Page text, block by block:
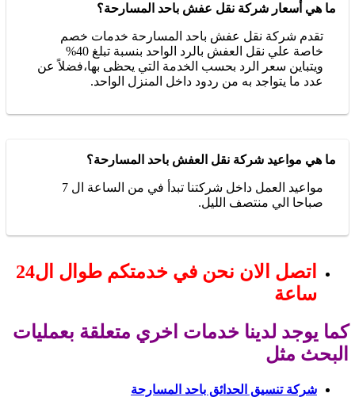
ما هي أسعار شركة نقل عفش باحد المسارحة؟
تقدم شركة نقل عفش باحد المسارحة خدمات خصم
خاصة علي نقل العفش بالرد الواحد بنسبة تبلغ 40%
ويتباين سعر الرد بحسب الخدمة التي يحظى بها،فضلاً عن
عدد ما يتواجد به من ردود داخل المنزل الواحد.
ما هي مواعيد شركة نقل العفش باحد المسارحة؟
مواعيد العمل داخل شركتنا تبدأ في من الساعة ال 7
صباحا الي منتصف الليل.
اتصل الان نحن في خدمتكم طوال ال24
ساعة
كما يوجد لدينا خدمات اخري متعلقة بعمليات
البحث مثل
شركة تنسيق الحدائق باحد المسارحة